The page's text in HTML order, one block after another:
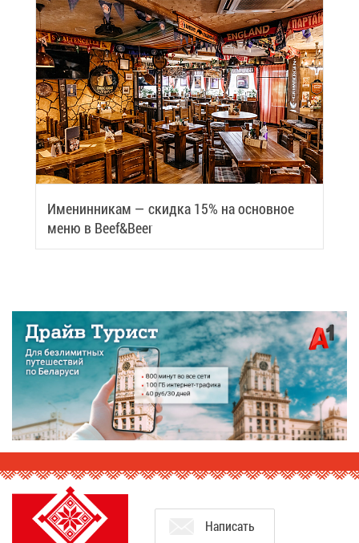
Име­нин­ни­кам — скид­ка 15% на ос­нов­ное
ме­ню в Beef&Beer
На­пи­сать